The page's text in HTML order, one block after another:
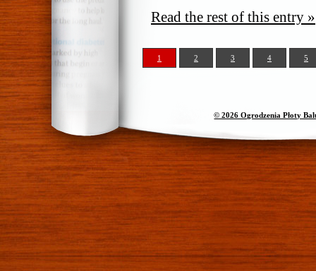
Read the rest of this entry »
1 2 3 4 5
© 2026 Ogrodzenia Płoty